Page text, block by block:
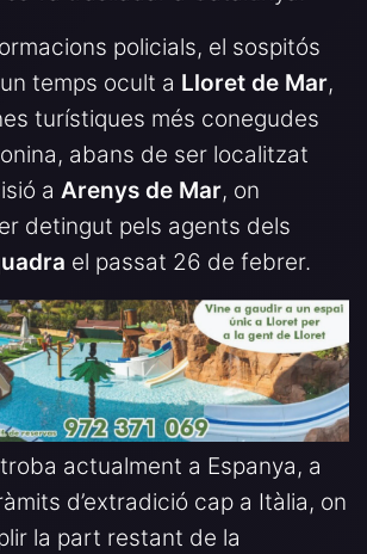
policials, el sospitós
temps ocult a Lloret de Mar,
turístiques més conegudes
abans de ser localitzat
a Arenys de Mar, on
detingut pels agents dels
el passat 26 de febrer.
actualment a Espanya, a
d’extradició cap a Itàlia, on
la part restant de la